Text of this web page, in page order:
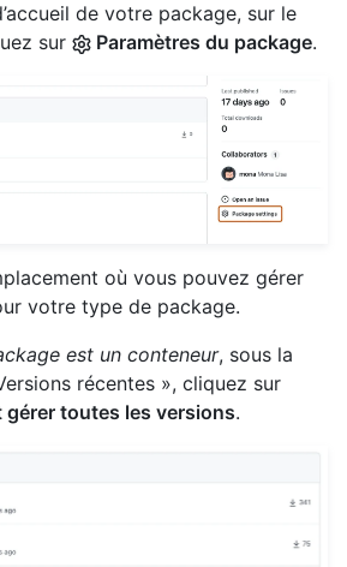
de votre package, sur le
sur
Paramètres du package.
où vous pouvez gérer
votre type de package.
est un conteneur, sous la
récentes », cliquez sur
toutes les versions.